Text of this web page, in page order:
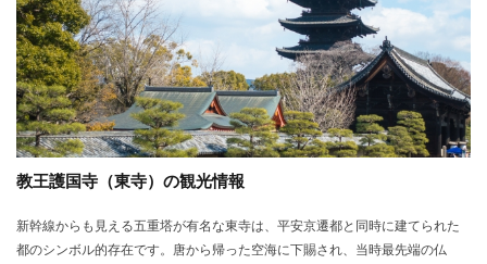
教王護国寺（東寺）の観光情報
新幹線からも見える五重塔が有名な東寺は、平安京遷都と同時に建てられた
都のシンボル的存在です。唐から帰った空海に下賜され、当時最先端の仏